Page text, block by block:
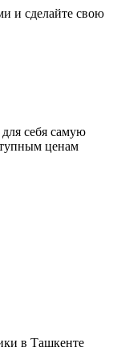
и сделайте свою
себя самую
ценам
в Ташкенте